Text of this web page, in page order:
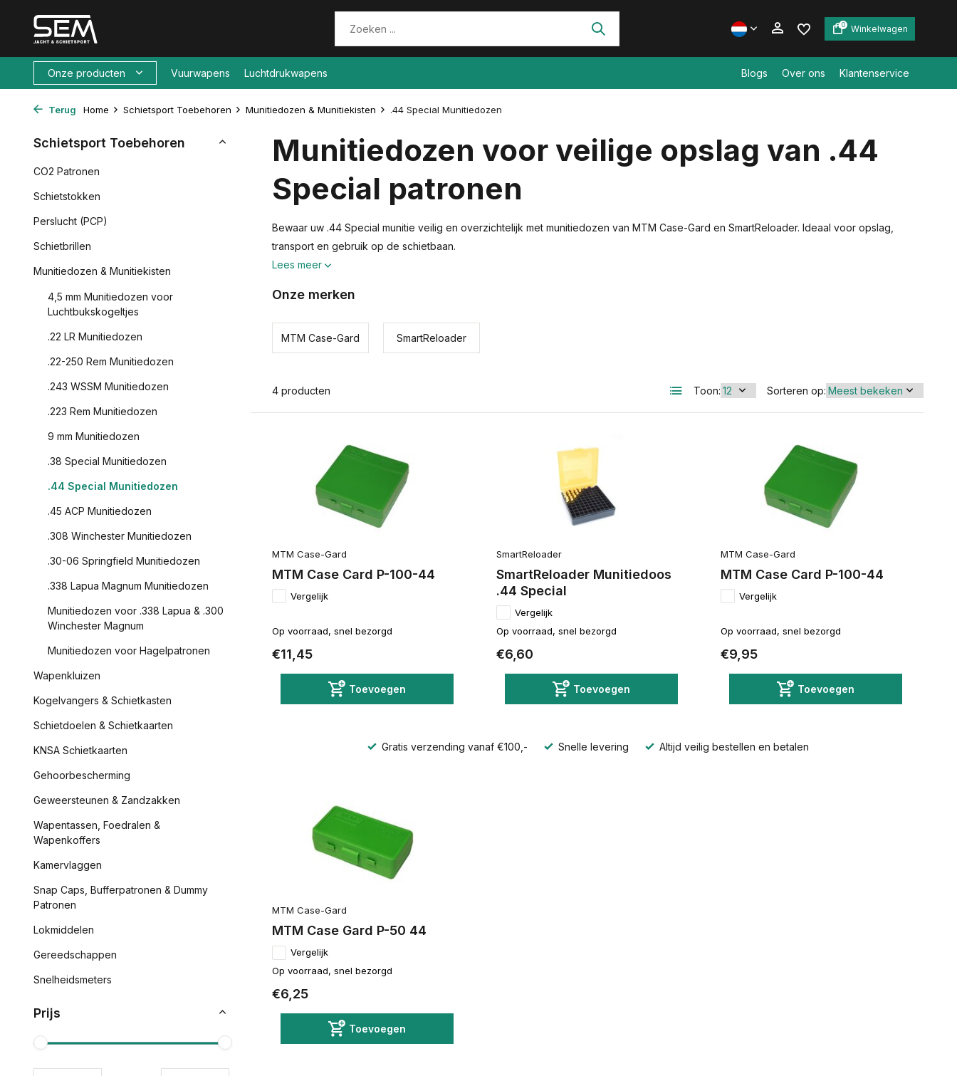
Account aanmaken
0 Winkelwagen
Onze producten Vuurwapens Luchtdrukwapens Blogs Over ons Klantenservice
Terug Home Schietsport Toebehoren Munitiedozen & Munitiekisten .44 Special Munitiedozen
Schietsport Toebehoren
CO2 Patronen
Schietstokken
Perslucht (PCP)
Schietbrillen
Munitiedozen & Munitiekisten
4,5 mm Munitiedozen voor
Luchtbukskogeltjes
.22 LR Munitiedozen
.22-250 Rem Munitiedozen
.243 WSSM Munitiedozen
.223 Rem Munitiedozen
9 mm Munitiedozen
.38 Special Munitiedozen
.44 Special Munitiedozen
.45 ACP Munitiedozen
.308 Winchester Munitiedozen
.30-06 Springfield Munitiedozen
.338 Lapua Magnum Munitiedozen
Munitiedozen voor .338 Lapua & .300
Winchester Magnum
Munitiedozen voor Hagelpatronen
Wapenkluizen
Kogelvangers & Schietkasten
Schietdoelen & Schietkaarten
KNSA Schietkaarten
Gehoorbescherming
Geweersteunen & Zandzakken
Wapentassen, Foedralen &
Wapenkoffers
Kamervlaggen
Snap Caps, Bufferpatronen & Dummy
Patronen
Lokmiddelen
Gereedschappen
Snelheidsmeters
Prijs
Munitiedozen voor veilige opslag van .44
Special patronen
Bewaar uw .44 Special munitie veilig en overzichtelijk met munitiedozen van MTM Case-Gard en SmartReloader. Ideaal voor opslag,
transport en gebruik op de schietbaan.
Lees meer
Onze merken
MTM Case-Gard SmartReloader
4 producten Toon: Sorteren op:
MTM Case-Gard
MTM Case Card P-100-44
Vergelijk
Op voorraad, snel bezorgd
€11,45
Toevoegen
SmartReloader
SmartReloader Munitiedoos
.44 Special
Vergelijk
Op voorraad, snel bezorgd
€6,60
Toevoegen
MTM Case-Gard
MTM Case Card P-100-44
Vergelijk
Op voorraad, snel bezorgd
€9,95
Toevoegen
Gratis verzending vanaf €100,- Snelle levering Altijd veilig bestellen en betalen
MTM Case-Gard
MTM Case Gard P-50 44
Vergelijk
Op voorraad, snel bezorgd
€6,25
Toevoegen